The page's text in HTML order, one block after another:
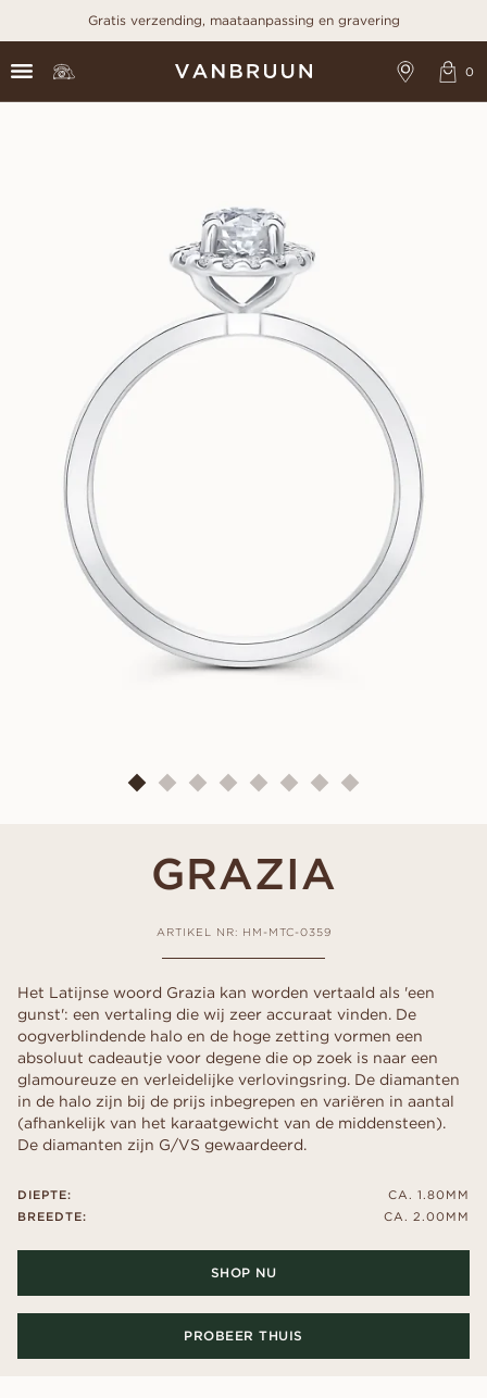
Gratis verzending, maataanpassing en gravering
GRAZIA
ARTIKEL NR: HM-MTC-0359
Het Latijnse woord Grazia kan worden vertaald als 'een
gunst': een vertaling die wij zeer accuraat vinden. De
oogverblindende halo en de hoge zetting vormen een
absoluut cadeautje voor degene die op zoek is naar een
glamoureuze en verleidelijke verlovingsring. De diamanten
in de halo zijn bij de prijs inbegrepen en variëren in aantal
(afhankelijk van het karaatgewicht van de middensteen).
De diamanten zijn G/VS gewaardeerd.
DIEPTE:
BREEDTE:
CA. 1.80MM
CA. 2.00MM
SHOP NU
PROBEER THUIS